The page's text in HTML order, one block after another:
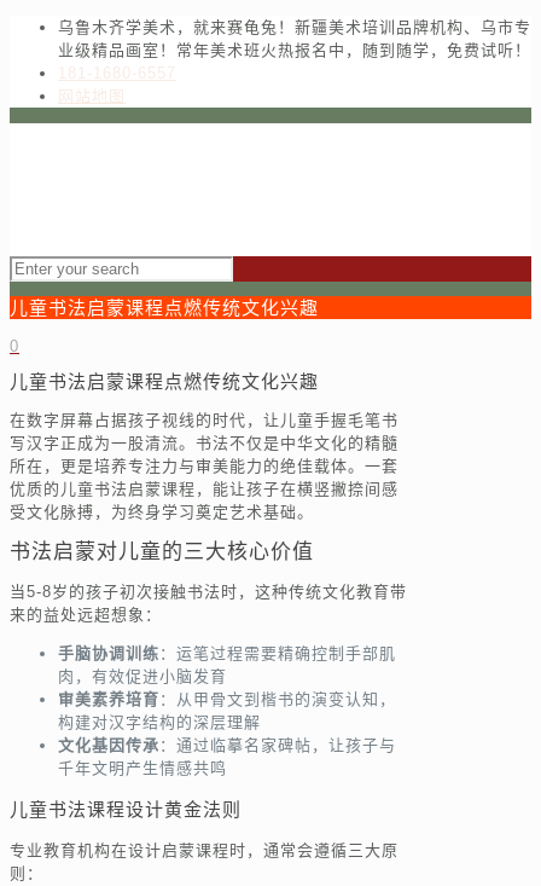
乌鲁木齐学美术，就来赛龟兔！新疆美术培训品牌机构、乌市专
业级精品画室！常年美术班火热报名中，随到随学，免费试听！
181-1680-6557
网站地图
儿童书法启蒙课程点燃传统文化兴趣
0
儿童书法启蒙课程点燃传统文化兴趣
在数字屏幕占据孩子视线的时代，让儿童手握毛笔书
写汉字正成为一股清流。书法不仅是中华文化的精髓
所在，更是培养专注力与审美能力的绝佳载体。一套
优质的儿童书法启蒙课程，能让孩子在横竖撇捺间感
受文化脉搏，为终身学习奠定艺术基础。
书法启蒙对儿童的三大核心价值
当5-8岁的孩子初次接触书法时，这种传统文化教育带
来的益处远超想象：
手脑协调训练 ：运笔过程需要精确控制手部肌
肉，有效促进小脑发育
审美素养培育 ：从甲骨文到楷书的演变认知，
构建对汉字结构的深层理解
文化基因传承 ：通过临摹名家碑帖，让孩子与
千年文明产生情感共鸣
儿童书法课程设计黄金法则
专业教育机构在设计启蒙课程时，通常会遵循三大原
则：